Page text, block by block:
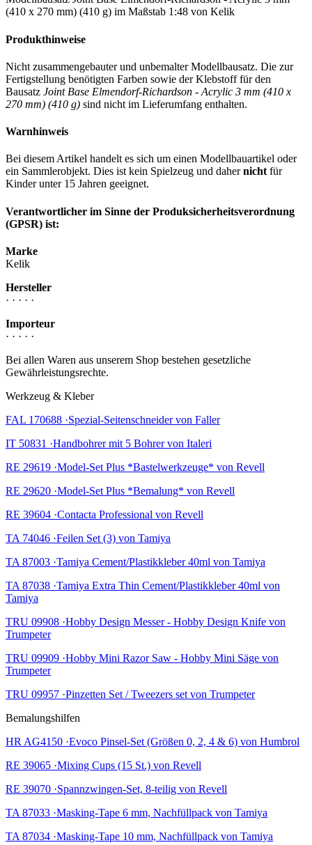
(410 x 270 mm) (410 g) im Maßstab 1:48 von Kelik
Produkthinweise
Nicht zusammengebauter und unbemalter Modellbausatz. Die zur
Fertigstellung benötigten Farben sowie der Klebstoff für den
Bausatz Joint Base Elmendorf-Richardson - Acrylic 3 mm (410 x
270 mm) (410 g) sind nicht im Lieferumfang enthalten.
Warnhinweis
Bei diesem Artikel handelt es sich um einen Modellbauartikel oder
ein Sammlerobjekt. Dies ist kein Spielzeug und dahernicht für
Kinder unter 15 Jahren geeignet.
Verantwortlicher im Sinne der Produksicherheitsverordnung
(GPSR) ist:
Marke
Kelik
Hersteller
· · · · ·
Importeur
· · · · ·
Bei allen Waren aus unserem Shop bestehen gesetzliche
Gewährleistungsrechte.
Werkzeug & Kleber
FAL 170688 ·Spezial-Seitenschneider von Faller
IT 50831 ·Handbohrer mit 5 Bohrer von Italeri
RE 29619 ·Model-Set Plus *Bastelwerkzeuge* von Revell
RE 29620 ·Model-Set Plus *Bemalung* von Revell
RE 39604 ·Contacta Professional von Revell
TA 74046 ·Feilen Set (3) von Tamiya
TA 87003 ·Tamiya Cement/Plastikkleber 40ml von Tamiya
TA 87038 ·Tamiya Extra Thin Cement/Plastikkleber 40ml von
Tamiya
TRU 09908 ·Hobby Design Messer - Hobby Design Knife von
Trumpeter
TRU 09909 ·Hobby Mini Razor Saw - Hobby Mini Säge von
Trumpeter
TRU 09957 ·Pinzetten Set / Tweezers set von Trumpeter
Bemalungshilfen
HR AG4150 ·Evoco Pinsel-Set (Größen 0, 2, 4 & 6) von Humbrol
RE 39065 ·Mixing Cups (15 St.) von Revell
RE 39070 ·Spannzwingen-Set, 8-teilig von Revell
TA 87033 ·Masking-Tape 6 mm, Nachfüllpack von Tamiya
TA 87034 ·Masking-Tape 10 mm, Nachfüllpack von Tamiya